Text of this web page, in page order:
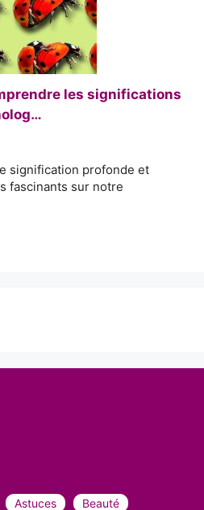
les significations
signification profonde et
fascinants sur notre
Astuces Beauté